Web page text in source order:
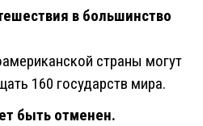
в большинство
страны могут
160 государств мира.
быть отменен.